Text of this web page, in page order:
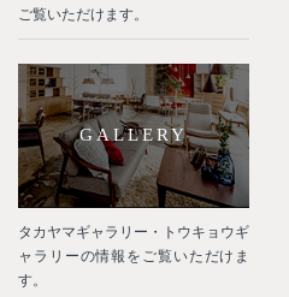
ご覧いただけます。
GALLERY
タカヤマギャラリー・トウキョウギ
ャラリーの情報をご覧いただけま
す。